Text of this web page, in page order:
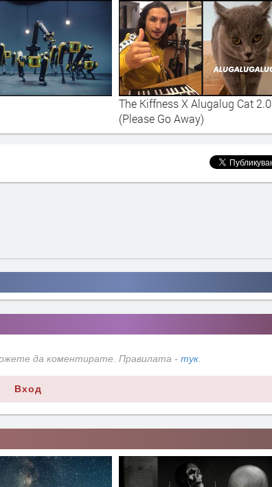
The Kiffness X Alugalug Cat 2.0
(Please Go Away)
да коментирате. Правилата - тук.
Вход